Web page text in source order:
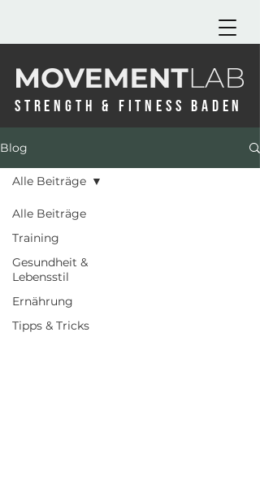
STRENGTH & FITNESS BADEN
Blog
Alle Beiträge
Training
Gesundheit &
Lebensstil
Ernährung
Tipps & Tricks
Alle Beiträge